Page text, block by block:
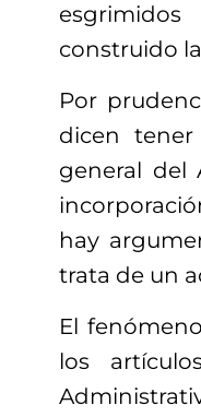
construido
Por
dicen
general del
hay
trata de un
El
los